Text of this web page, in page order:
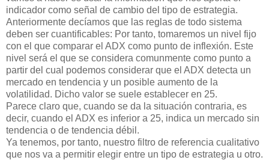
indicador como señal de cambio del tipo de estrategia.
Anteriormente decíamos que las reglas de todo sistema
deben ser cuantificables: Por tanto, tomaremos un nivel fijo
con el que comparar el ADX como punto de inflexión. Este
nivel será el que se considera comunmente como punto a
partir del cual podemos considerar que el ADX detecta un
mercado en tendencia y un posible aumento de la
volatilidad. Dicho valor se suele establecer en 25.
Parece claro que, cuando se da la situación contraria, es
decir, cuando el ADX es inferior a 25, indica un mercado sin
tendencia o de tendencia débil.
Ya tenemos, por tanto, nuestro filtro de referencia cualitativo
que nos va a permitir elegir entre un tipo de estrategia u otro.